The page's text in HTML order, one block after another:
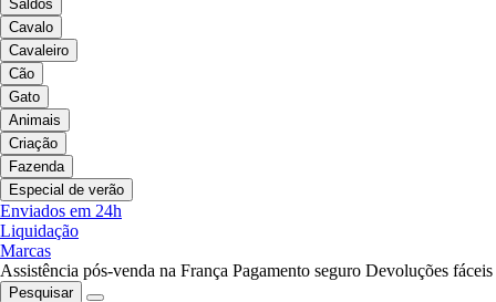
Saldos
Cavalo
Cavaleiro
Cão
Gato
Animais
Criação
Fazenda
Especial de verão
Enviados em 24h
Liquidação
Marcas
Assistência pós-venda na França Pagamento seguro Devoluções fáceis
Pesquisar